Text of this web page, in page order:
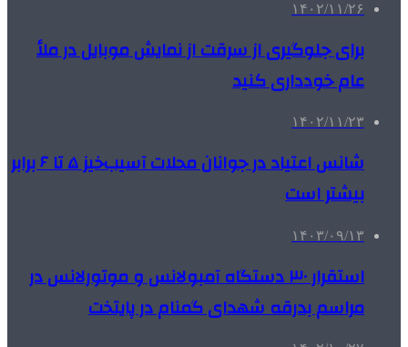
۱۴۰۲/۱۱/۲۶
برای جلوگیری از سرقت از نمایش موبایل در ملأ
عام خودداری کنید
۱۴۰۲/۱۱/۲۳
شانس اعتیاد در جوانان محلات آسیب‌خیز ۵ تا ۶ برابر
بیشتر است
۱۴۰۳/۰۹/۱۳
استقرار ۳۰ دستگاه آمبولانس و موتورلانس در
مراسم بدرقه شهدای گمنام در پایتخت